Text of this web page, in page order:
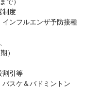
制度
ンフルエンザ予防接種
）
割引等
スケ＆バドミントン